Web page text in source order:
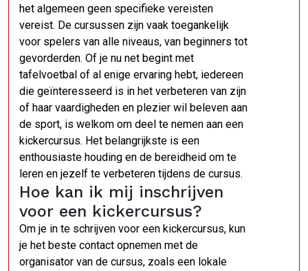
het algemeen geen specifieke vereisten
vereist. De cursussen zijn vaak toegankelijk
voor spelers van alle niveaus, van beginners tot
gevorderden. Of je nu net begint met
tafelvoetbal of al enige ervaring hebt, iedereen
die geïnteresseerd is in het verbeteren van zijn
of haar vaardigheden en plezier wil beleven aan
de sport, is welkom om deel te nemen aan een
kickercursus. Het belangrijkste is een
enthousiaste houding en de bereidheid om te
leren en jezelf te verbeteren tijdens de cursus.
Hoe kan ik mij inschrijven
voor een kickercursus?
Om je in te schrijven voor een kickercursus, kun
je het beste contact opnemen met de
organisator van de cursus, zoals een lokale